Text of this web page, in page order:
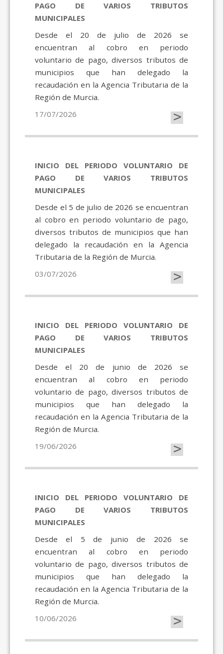
PAGO DE VARIOS TRIBUTOS
MUNICIPALES
Desde el 20 de julio de 2026 se
encuentran al cobro en periodo
voluntario de pago, diversos tributos de
municipios que han delegado la
recaudación en la Agencia Tributaria de la
Región de Murcia.
17/07/2026
>
INICIO DEL PERIODO VOLUNTARIO DE
PAGO DE VARIOS TRIBUTOS
MUNICIPALES
Desde el 5 de julio de 2026 se encuentran
al cobro en periodo voluntario de pago,
diversos tributos de municipios que han
delegado la recaudación en la Agencia
Tributaria de la Región de Murcia.
03/07/2026
>
INICIO DEL PERIODO VOLUNTARIO DE
PAGO DE VARIOS TRIBUTOS
MUNICIPALES
Desde el 20 de junio de 2026 se
encuentran al cobro en periodo
voluntario de pago, diversos tributos de
municipios que han delegado la
recaudación en la Agencia Tributaria de la
Región de Murcia.
19/06/2026
>
INICIO DEL PERIODO VOLUNTARIO DE
PAGO DE VARIOS TRIBUTOS
MUNICIPALES
Desde el 5 de junio de 2026 se
encuentran al cobro en periodo
voluntario de pago, diversos tributos de
municipios que han delegado la
recaudación en la Agencia Tributaria de la
Región de Murcia.
10/06/2026
>